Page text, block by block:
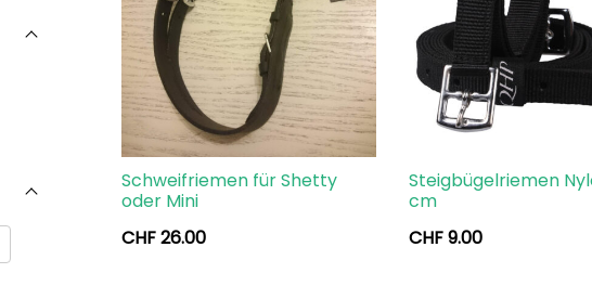
Schweifriemen für Shetty
oder Mini
CHF26.00
Steigbügelriemen
cm
CHF9.00